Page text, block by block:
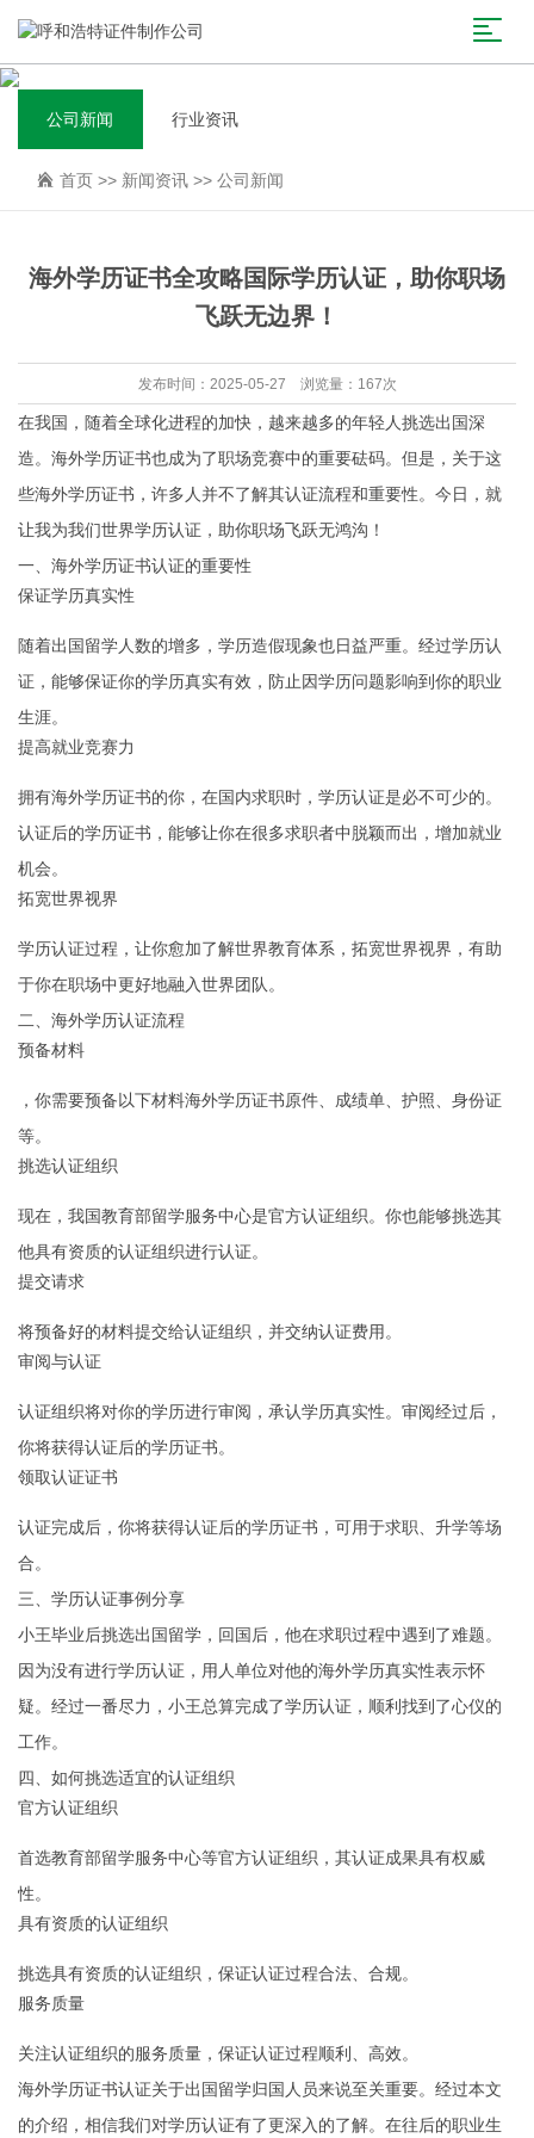
公司新闻 行业资讯
首页 >> 新闻资讯 >> 公司新闻
海外学历证书全攻略国际学历认证，助你职场
飞跃无边界！
发布时间：2025-05-27 浏览量：167次
在我国，随着全球化进程的加快，越来越多的年轻人挑选出国深
造。海外学历证书也成为了职场竞赛中的重要砝码。但是，关于这
些海外学历证书，许多人并不了解其认证流程和重要性。今日，就
让我为我们世界学历认证，助你职场飞跃无鸿沟！
一、海外学历证书认证的重要性
保证学历真实性
随着出国留学人数的增多，学历造假现象也日益严重。经过学历认
证，能够保证你的学历真实有效，防止因学历问题影响到你的职业
生涯。
提高就业竞赛力
拥有海外学历证书的你，在国内求职时，学历认证是必不可少的。
认证后的学历证书，能够让你在很多求职者中脱颖而出，增加就业
机会。
拓宽世界视界
学历认证过程，让你愈加了解世界教育体系，拓宽世界视界，有助
于你在职场中更好地融入世界团队。
二、海外学历认证流程
预备材料
，你需要预备以下材料海外学历证书原件、成绩单、护照、身份证
等。
挑选认证组织
现在，我国教育部留学服务中心是官方认证组织。你也能够挑选其
他具有资质的认证组织进行认证。
提交请求
将预备好的材料提交给认证组织，并交纳认证费用。
审阅与认证
认证组织将对你的学历进行审阅，承认学历真实性。审阅经过后，
你将获得认证后的学历证书。
领取认证证书
认证完成后，你将获得认证后的学历证书，可用于求职、升学等场
合。
三、学历认证事例分享
小王毕业后挑选出国留学，回国后，他在求职过程中遇到了难题。
因为没有进行学历认证，用人单位对他的海外学历真实性表示怀
疑。经过一番尽力，小王总算完成了学历认证，顺利找到了心仪的
工作。
四、如何挑选适宜的认证组织
官方认证组织
首选教育部留学服务中心等官方认证组织，其认证成果具有权威
性。
具有资质的认证组织
挑选具有资质的认证组织，保证认证过程合法、合规。
服务质量
关注认证组织的服务质量，保证认证过程顺利、高效。
海外学历证书认证关于出国留学归国人员来说至关重要。经过本文
的介绍，相信我们对学历认证有了更深入的了解。在往后的职业生